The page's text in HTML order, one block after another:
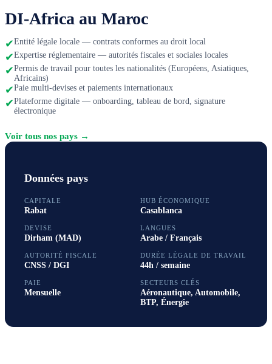
DI-Africa au Maroc
✔Entité légale locale — contrats conformes au droit local
✔Expertise réglementaire — autorités fiscales et sociales locales
✔Permis de travail pour toutes les nationalités (Européens, Asiatiques,
Africains)
✔Paie multi-devises et paiements internationaux
✔Plateforme digitale — onboarding, tableau de bord, signature
électronique
Voir tous nos pays →
Données pays
CAPITALE
Rabat
HUB ÉCONOMIQUE
Casablanca
DEVISE
Dirham (MAD)
LANGUES
Arabe / Français
AUTORITÉ FISCALE
CNSS / DGI
DURÉE LÉGALE DE TRAVAIL
44h / semaine
PAIE
Mensuelle
SECTEURS CLÉS
Aéronautique, Automobile,
BTP, Énergie